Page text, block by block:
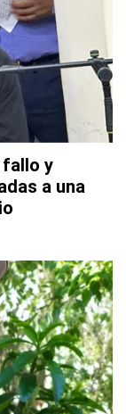
y
a una